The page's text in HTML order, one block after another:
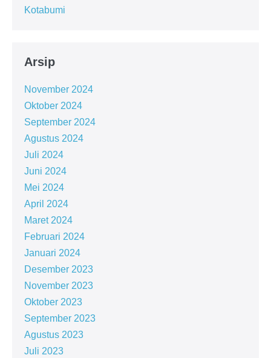
Kotabumi
Arsip
November 2024
Oktober 2024
September 2024
Agustus 2024
Juli 2024
Juni 2024
Mei 2024
April 2024
Maret 2024
Februari 2024
Januari 2024
Desember 2023
November 2023
Oktober 2023
September 2023
Agustus 2023
Juli 2023